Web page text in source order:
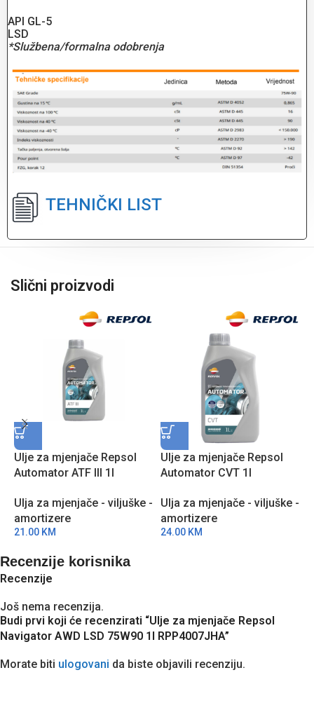
API GL-5
LSD
*Službena/formalna odobrenja
TEHNIČKI LIST
Slični proizvodi
Ulje za mjenjače Repsol
Automator ATF III 1l
Ulja za mjenjače - viljuške -
amortizere
21.00 KM
Ulje za mjenjače Repsol
Automator CVT 1l
Ulja za mjenjače - viljuške -
amortizere
24.00 KM
Recenzije korisnika
Recenzije
Još nema recenzija.
Budi prvi koji će recenzirati “Ulje za mjenjače Repsol
Navigator AWD LSD 75W90 1l RPP4007JHA”
Morate biti ulogovani da biste objavili recenziju.